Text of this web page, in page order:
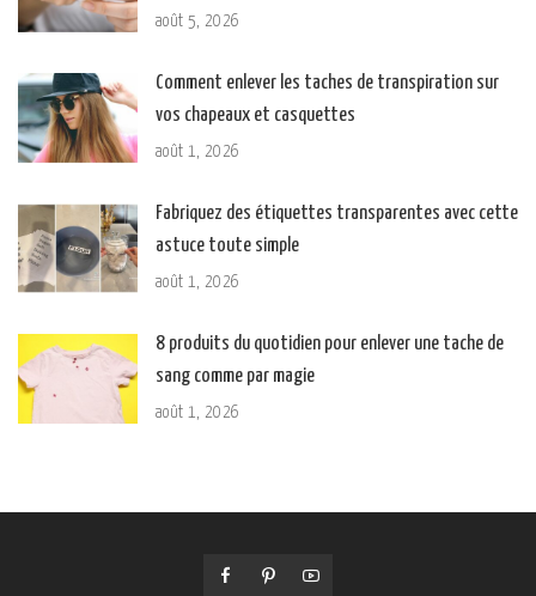
août 5, 2026
Comment enlever les taches de transpiration sur
vos chapeaux et casquettes
août 1, 2026
Fabriquez des étiquettes transparentes avec cette
astuce toute simple
août 1, 2026
8 produits du quotidien pour enlever une tache de
sang comme par magie
août 1, 2026